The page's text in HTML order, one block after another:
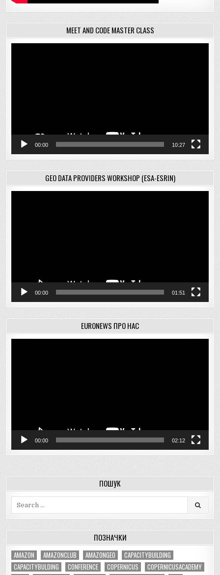
MEET AND CODE MASTER CLASS
00:00 10:27
GEO DATA PROVIDERS WORKSHOP (ESA-ESRIN)
00:00 01:51
EURONEWS ПРО НАС
00:00 02:12
ПОШУК
ПОЗНАЧКИ
AMAZON AMAZONCLUB AMAZONGEO
CAPACITYBUILDING
CAPACITYBULDING
CONFERENCE COPERNICUS
COPERNICUSACADEMY